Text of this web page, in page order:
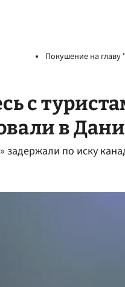
Покушение на главу
с
в
по иску